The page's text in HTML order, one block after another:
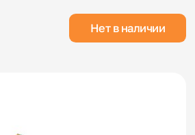
Нет в наличии